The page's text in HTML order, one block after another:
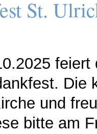
St.
Die
und
bitte am